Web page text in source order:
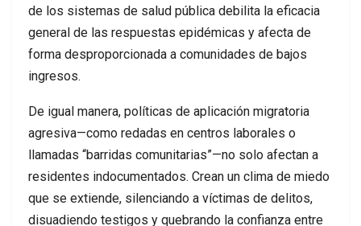
de los sistemas de salud pública debilita la eficacia
general de las respuestas epidémicas y afecta de
forma desproporcionada a comunidades de bajos
ingresos.
De igual manera, políticas de aplicación migratoria
agresiva—como redadas en centros laborales o
llamadas “barridas comunitarias”—no solo afectan a
residentes indocumentados. Crean un clima de miedo
que se extiende, silenciando a víctimas de delitos,
disuadiendo testigos y quebrando la confianza entre